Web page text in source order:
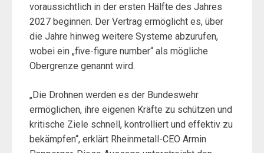
voraussichtlich in der ersten Hälfte des Jahres
2027 beginnen. Der Vertrag ermöglicht es, über
die Jahre hinweg weitere Systeme abzurufen,
wobei ein „five-figure number“ als mögliche
Obergrenze genannt wird.
„Die Drohnen werden es der Bundeswehr
ermöglichen, ihre eigenen Kräfte zu schützen und
kritische Ziele schnell, kontrolliert und effektiv zu
bekämpfen“, erklärt Rheinmetall-CEO Armin